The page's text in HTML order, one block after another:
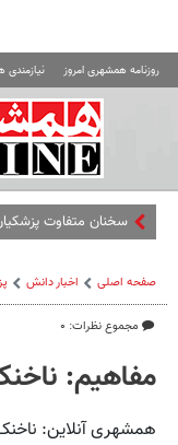
روزنامه همشهری امروز
سخنان متفاوت
صفحه اصلی اخبار دانش
مجموع نظرات: ۰
مفاهیم:
همشهری آنلاین: